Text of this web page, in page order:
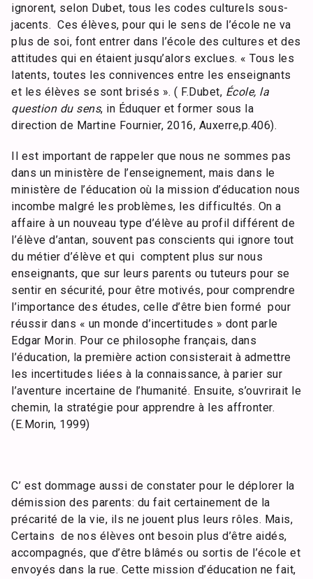
ignorent, selon Dubet, tous les codes culturels sous-
jacents. Ces élèves, pour qui le sens de l’école ne va
plus de soi, font entrer dans l’école des cultures et des
attitudes qui en étaient jusqu’alors exclues. « Tous les
latents, toutes les connivences entre les enseignants
et les élèves se sont brisés ». ( F.Dubet, École, la
question du sens, in Éduquer et former sous la
direction de Martine Fournier, 2016, Auxerre,p.406).
Il est important de rappeler que nous ne sommes pas
dans un ministère de l’enseignement, mais dans le
ministère de l’éducation où la mission d’éducation nous
incombe malgré les problèmes, les difficultés. On a
affaire à un nouveau type d’élève au profil différent de
l’élève d’antan, souvent pas conscients qui ignore tout
du métier d’élève et qui comptent plus sur nous
enseignants, que sur leurs parents ou tuteurs pour se
sentir en sécurité, pour être motivés, pour comprendre
l’importance des études, celle d’être bien formé pour
réussir dans « un monde d’incertitudes » dont parle
Edgar Morin. Pour ce philosophe français, dans
l’éducation, la première action consisterait à admettre
les incertitudes liées à la connaissance, à parier sur
l’aventure incertaine de l’humanité. Ensuite, s’ouvrirait le
chemin, la stratégie pour apprendre à les affronter.
(E.Morin, 1999)
C’ est dommage aussi de constater pour le déplorer la
démission des parents: du fait certainement de la
précarité de la vie, ils ne jouent plus leurs rôles. Mais,
Certains de nos élèves ont besoin plus d’être aidés,
accompagnés, que d’être blâmés ou sortis de l’école et
envoyés dans la rue. Cette mission d’éducation ne fait,